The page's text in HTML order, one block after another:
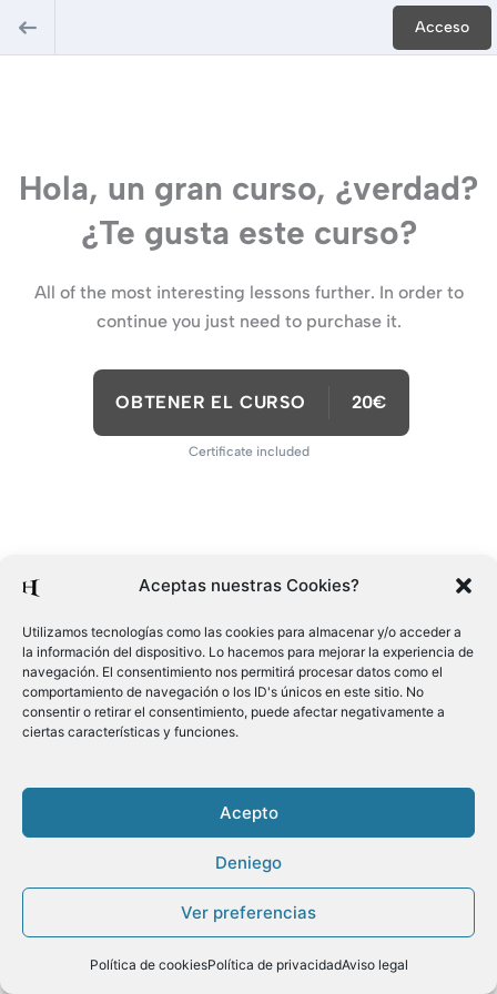
Aceptas nuestras Cookies?
Utilizamos tecnologías como las cookies para almacenar y/o acceder a
la información del dispositivo. Lo hacemos para mejorar la experiencia de
navegación. El consentimiento nos permitirá procesar datos como el
comportamiento de navegación o los ID's únicos en este sitio. No
consentir o retirar el consentimiento, puede afectar negativamente a
ciertas características y funciones.
Acepto
Deniego
Ver preferencias
Política de cookiesPolítica de privacidadAviso legal
Acceso
Hola, un gran curso, ¿verdad?
¿Te gusta este curso?
All of the most interesting lessons further. In order to
continue you just need to purchase it.
OBTENER EL CURSO 20€
Certificate included